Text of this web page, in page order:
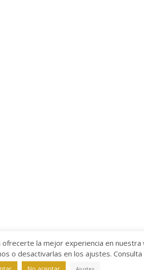
/Política de Privacidad /
ofrecerte la mejor experiencia en nuestra
o desactivarlas en los ajustes.